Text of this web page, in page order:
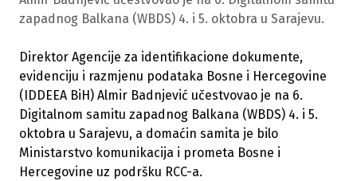
zapadnog Balkana (WBDS) 4. i 5. oktobra u Sarajevu.
Direktor Agencije za identifikacione dokumente,
evidenciju i razmjenu podataka Bosne i Hercegovine
(IDDEEA BiH) Almir Badnjević učestvovao je na 6.
Digitalnom samitu zapadnog Balkana (WBDS) 4. i 5.
oktobra u Sarajevu, a domaćin samita je bilo
Ministarstvo komunikacija i prometa Bosne i
Hercegovine uz podršku RCC-a.